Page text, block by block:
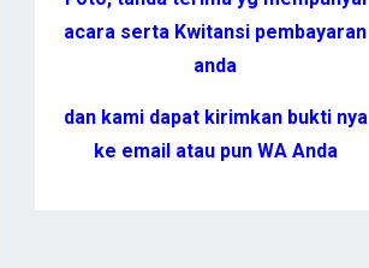
acara serta Kwitansi pembayaran
anda
dan kami dapat kirimkan bukti nya
ke email atau pun WA Anda